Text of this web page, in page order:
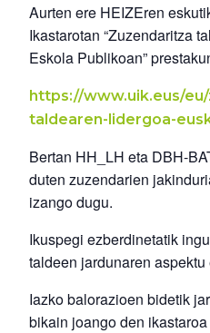
Aurten ere HEIZEren
Ikastarotan “Zuzendaritza
Eskola Publikoan”
https://www.uik.eus/
taldearen-lidergoa-
Bertan HH_LH eta DBH-
duten zuzendarien
izango dugu.
Ikuspegi ezberdinetatik
taldeen jardunaren
Iazko balorazioen bidetik
bikain joango den